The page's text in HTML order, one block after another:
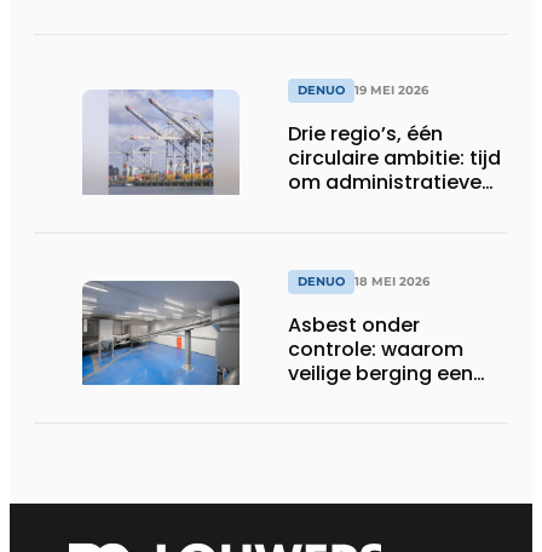
plasticafvalexport
DENUO 19 MEI 2026
Drie regio’s, één
circulaire ambitie: tijd
om administratieve
DENUO 18 MEI 2026
Asbest onder
controle: waarom
veilige berging een